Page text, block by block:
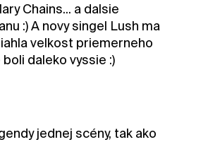
Chains... a dalsie
:) A novy singel Lush ma
velkost priemerneho
daleko vyssie :)
jednej scény, tak ako